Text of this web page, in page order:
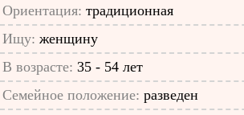
Ориентация: традиционная
Ищу: женщину
В возрасте: 35 - 54 лет
Семейное положение: разведен